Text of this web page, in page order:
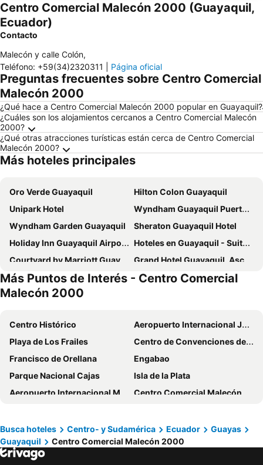
Centro Comercial Malecón 2000 (Guayaquil,
Ecuador)
Contacto
Malecón y calle Colón,
Teléfono: +59(34)2320311 Página oficial
Preguntas frecuentes sobre Centro Comercial
Malecón 2000
¿Qué hace a Centro Comercial Malecón 2000 popular en Guayaquil?
¿Cuáles son los alojamientos cercanos a Centro Comercial Malecón
2000?
¿Qué otras atracciones turísticas están cerca de Centro Comercial
Malecón 2000?
Más hoteles principales
Oro Verde Guayaquil
Hilton Colon Guayaquil
Unipark Hotel
Wyndham Guayaquil Puerto Santa Ana
Wyndham Garden Guayaquil
Sheraton Guayaquil Hotel
Holiday Inn Guayaquil Airport By Ihg
Hoteles en Guayaquil - Suites Guayaquil Cerca del Aeropuerto
Courtyard by Marriott Guayaquil
Grand Hotel Guayaquil, Ascend Hotel Collection
Hotel Patrimonial by Greenfield
TRYP by Wyndham Guayaquil Airport
Hotel Malecon Inn
Ibis Styles El Malecon Guayaquil
GH Galeria Hotel
Hotel Del Centro
Airport Hotel Guayaquil
Hotel Palace Guayaquil
Hotel Apart Guayaquil Aeropuerto
Atlantic Suites Hotel
GH Sander Hotel
Hotel Ramada
YU! Smarthotels
Harmonie
Hotel Castell
Luxva Hotel Boutique
DC Suites Aeropuerto
Más Puntos de Interés - Centro Comercial
Malecón 2000
Centro Histórico
Aeropuerto Internacional José Joaquín de Olmedo
Playa de Los Frailes
Centro de Convenciones de Guayaquil Simón Bolívar
Francisco de Orellana
Engabao
Parque Nacional Cajas
Isla de la Plata
Aeropuerto Internacional Mariscal Lamar
Centro Comercial Malecón 2000
Centro histórico de Santa Ana de los Ríos de Cuenca
Malecón Simón Bolivar
Parque de la Kennedy
Parque del Centenario
Malecón del Estero Salado
Busca hoteles Centro- y Sudamérica Ecuador
Guayas
Guayaquil
Centro Comercial Malecón 2000